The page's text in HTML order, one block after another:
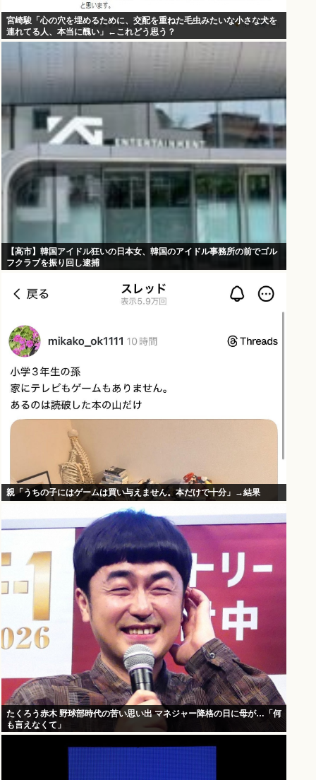
宮崎駿「心の穴を埋めるために、交配を重ねた毛虫みたいな小さな犬を
連れてる人、本当に醜い」←これどう思う？
【高市】韓国アイドル狂いの日本女、韓国のアイドル事務所の前でゴル
フクラブを振り回し逮捕
親「うちの子にはゲームは買い与えません。本だけで十分」→結果
たくろう赤木 野球部時代の苦い思い出 マネジャー降格の日に母が…「何
も言えなくて」